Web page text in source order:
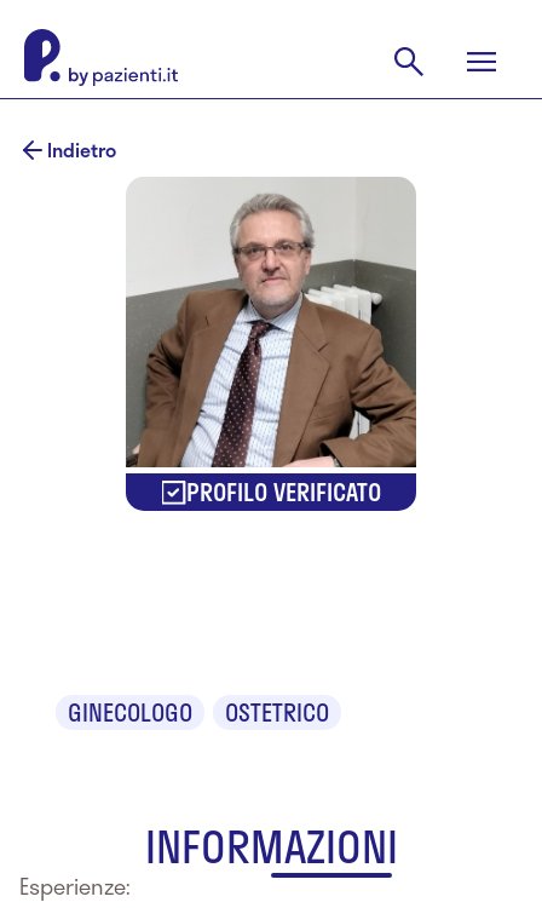
Indietro
PROFILO VERIFICATO
GINECOLOGO OSTETRICO
INFORMAZIONI
Esperienze: